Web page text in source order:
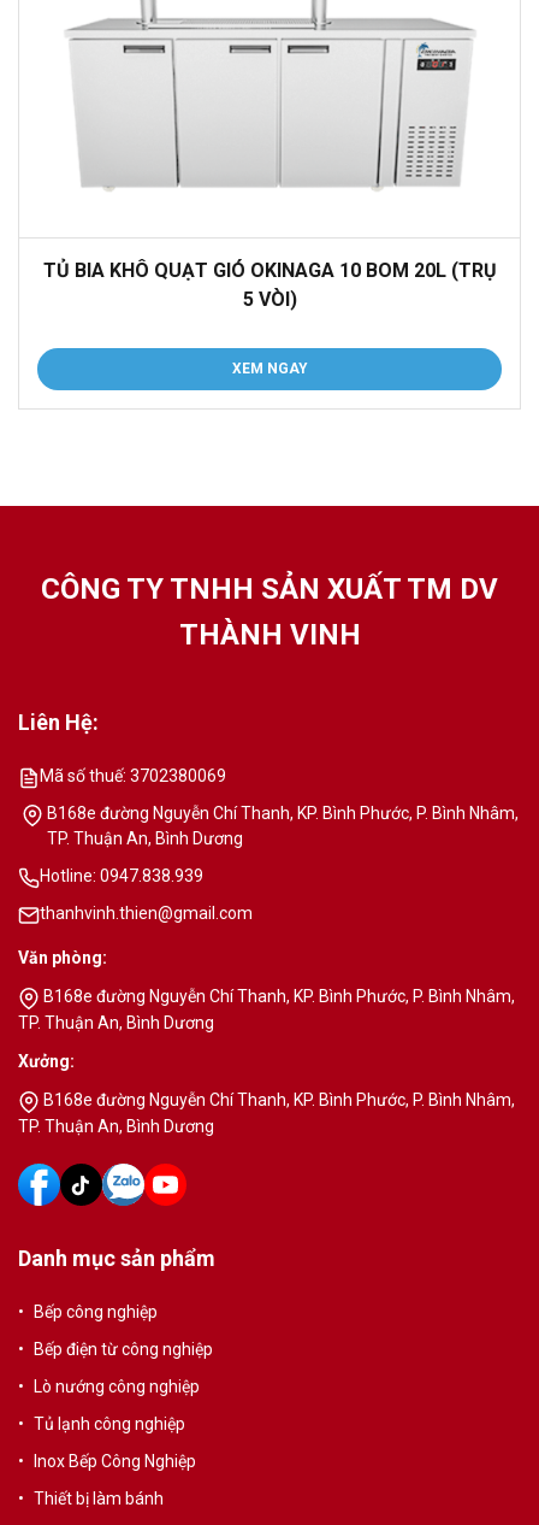
TỦ BIA KHÔ QUẠT GIÓ OKINAGA 10 BOM 20L (TRỤ
5 VÒI)
XEM NGAY
CÔNG TY TNHH SẢN XUẤT TM DV
THÀNH VINH
Liên Hệ:
Mã số thuế: 3702380069
B168e đường Nguyễn Chí Thanh, KP. Bình Phước, P. Bình Nhâm,
TP. Thuận An, Bình Dương
Hotline: 0947.838.939
thanhvinh.thien@gmail.com
Văn phòng:
B168e đường Nguyễn Chí Thanh, KP. Bình Phước, P. Bình Nhâm,
TP. Thuận An, Bình Dương
Xưởng:
B168e đường Nguyễn Chí Thanh, KP. Bình Phước, P. Bình Nhâm,
TP. Thuận An, Bình Dương
Danh mục sản phẩm
Bếp công nghiệp
Bếp điện từ công nghiệp
Lò nướng công nghiệp
Tủ lạnh công nghiệp
Inox Bếp Công Nghiệp
Thiết bị làm bánh